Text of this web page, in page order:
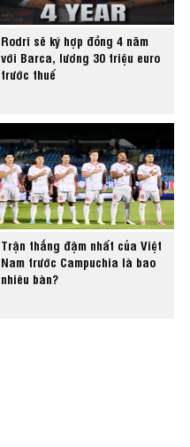
Rodri sẽ ký hợp đồng 4 năm
với Barca, lương 30 triệu euro
trước thuế
Trận thắng đậm nhất của Việt
Nam trước Campuchia là bao
nhiêu bàn?